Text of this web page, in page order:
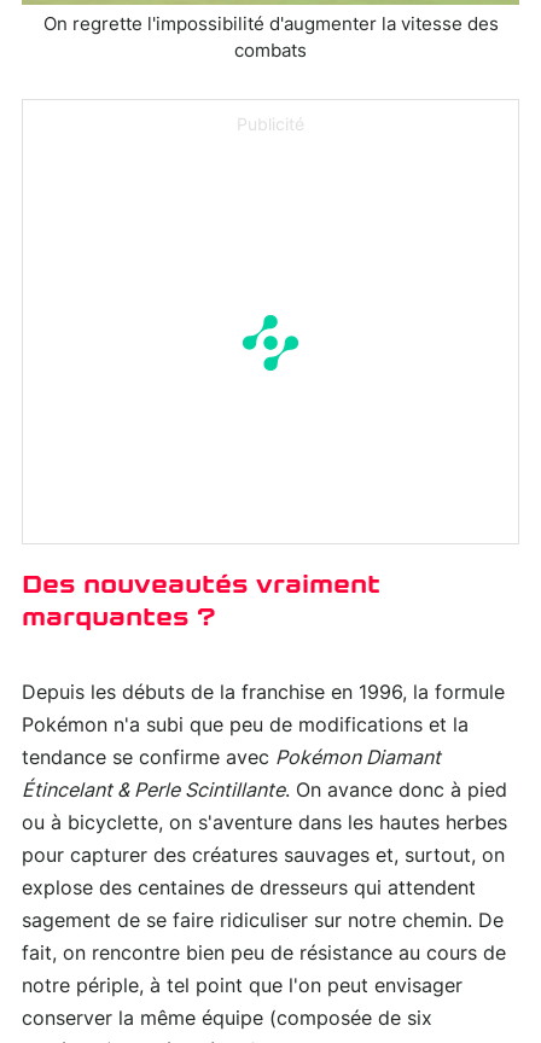
On regrette l'impossibilité d'augmenter la vitesse des
combats
Publicité
Des nouveautés vraiment
marquantes ?
Depuis les débuts de la franchise en 1996, la formule
Pokémon n'a subi que peu de modifications et la
tendance se confirme avec Pokémon Diamant
Étincelant & Perle Scintillante. On avance donc à pied
ou à bicyclette, on s'aventure dans les hautes herbes
pour capturer des créatures sauvages et, surtout, on
explose des centaines de dresseurs qui attendent
sagement de se faire ridiculiser sur notre chemin. De
fait, on rencontre bien peu de résistance au cours de
notre périple, à tel point que l'on peut envisager
conserver la même équipe (composée de six